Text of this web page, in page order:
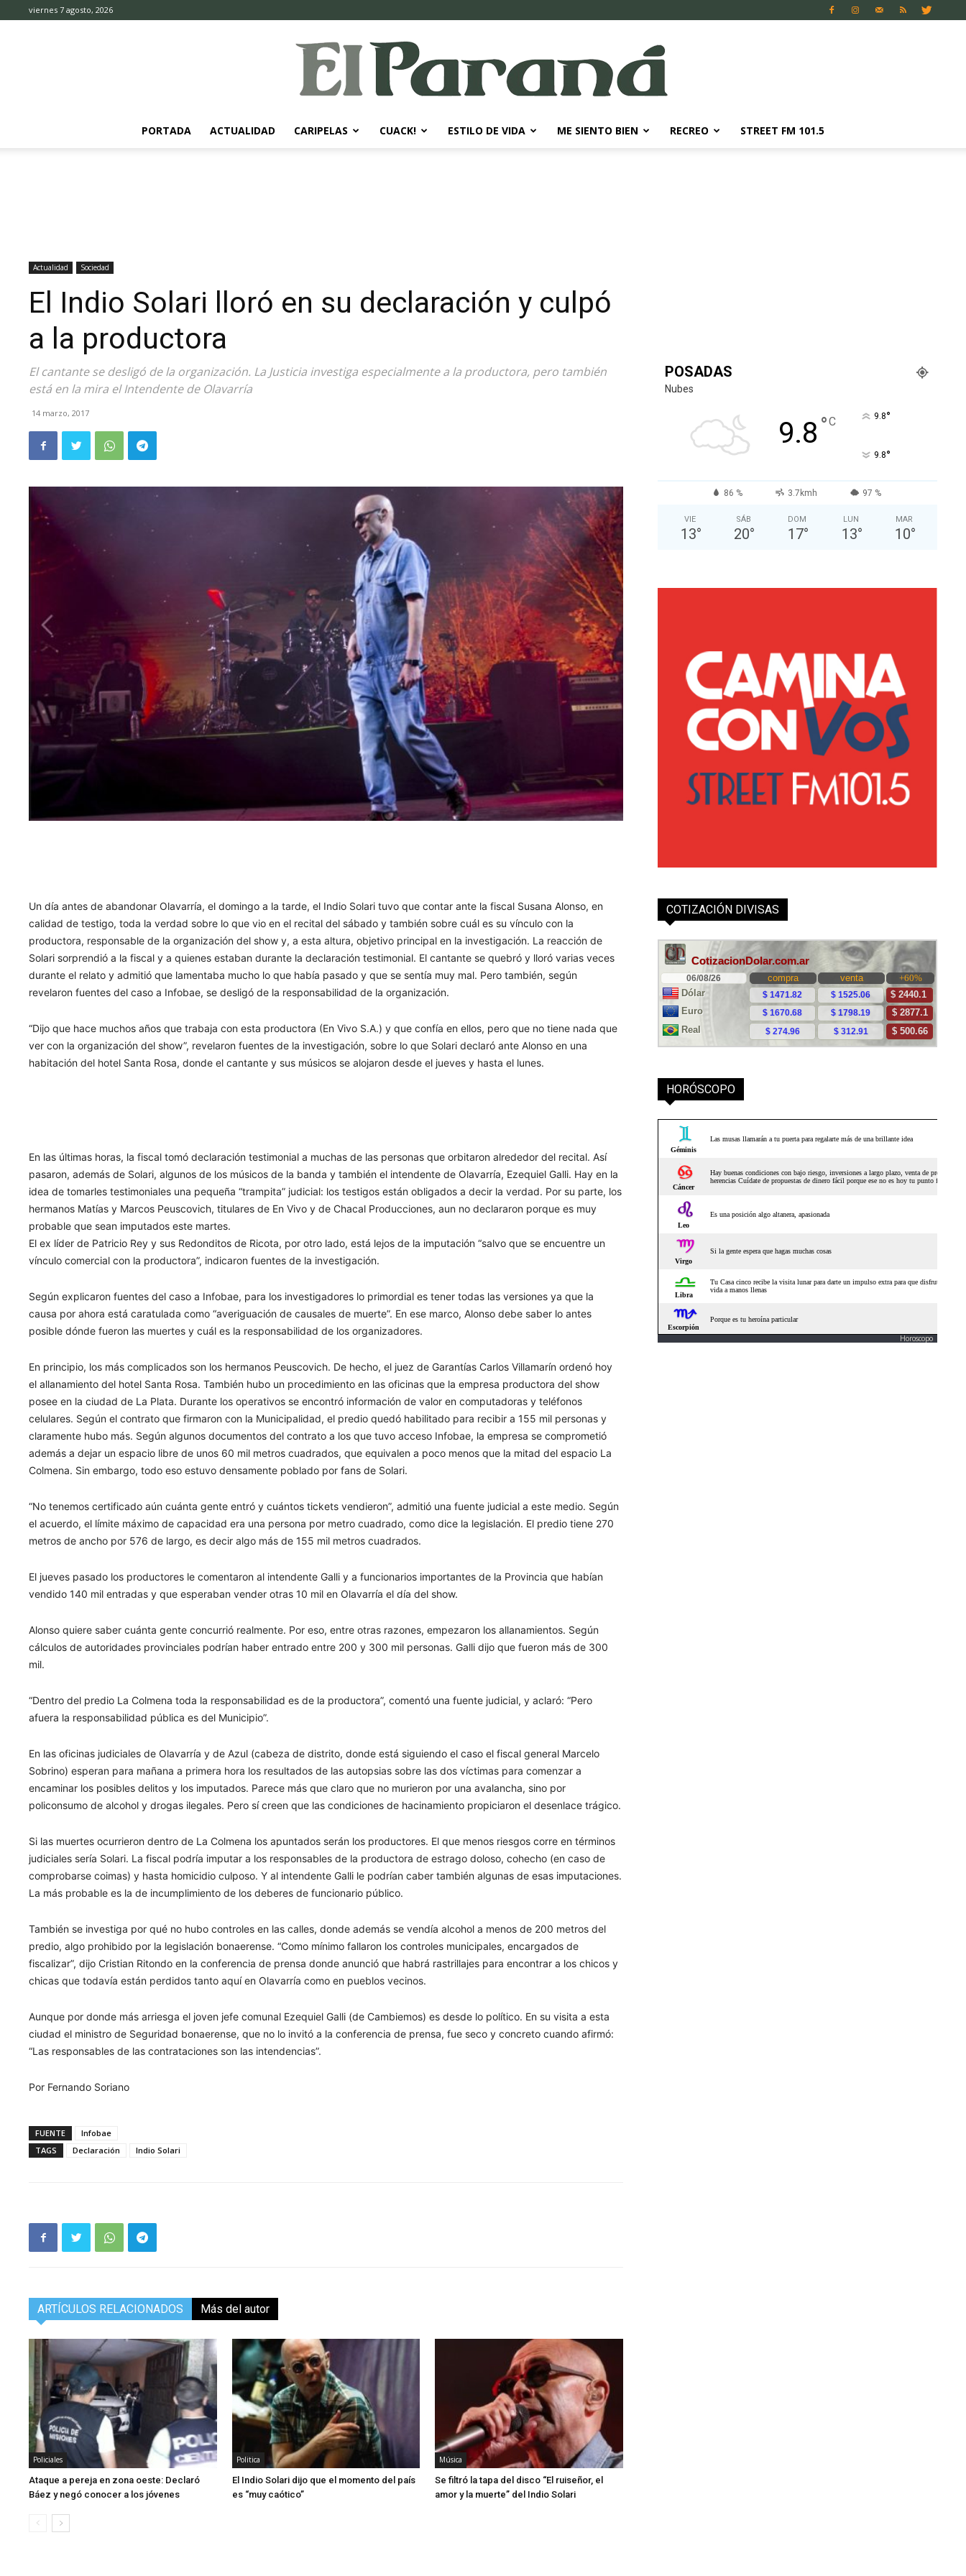
viernes 7 agosto, 2026
PORTADA ACTUALIDAD CARIPELAS CUACK! ESTILO DE VIDA ME SIENTO BIEN RECREO STREET FM 101.5
Actualidad Sociedad
El Indio Solari lloró en su declaración y culpó
a la productora
El cantante se desligó de la organización. La Justicia investiga especialmente a la productora, pero también
está en la mira el Intendente de Olavarría
14 marzo, 2017
Un día antes de abandonar Olavarría, el domingo a la tarde, el Indio Solari tuvo que contar ante la fiscal Susana Alonso, en
calidad de testigo, toda la verdad sobre lo que vio en el recital del sábado y también sobre cuál es su vínculo con la
productora, responsable de la organización del show y, a esta altura, objetivo principal en la investigación. La reacción de
Solari sorprendió a la fiscal y a quienes estaban durante la declaración testimonial. El cantante se quebró y lloró varias veces
durante el relato y admitió que lamentaba mucho lo que había pasado y que se sentía muy mal. Pero también, según
revelaron fuentes del caso a Infobae, se desligó de la responsabilidad de la organización.
“Dijo que hace muchos años que trabaja con esta productora (En Vivo S.A.) y que confía en ellos, pero que no tiene nada que
ver con la organización del show”, revelaron fuentes de la investigación, sobre lo que Solari declaró ante Alonso en una
habitación del hotel Santa Rosa, donde el cantante y sus músicos se alojaron desde el jueves y hasta el lunes.
En las últimas horas, la fiscal tomó declaración testimonial a muchas de las personas que orbitaron alrededor del recital. Así
pasaron, además de Solari, algunos de los músicos de la banda y también el intendente de Olavarría, Ezequiel Galli. Hay en la
idea de tomarles testimoniales una pequeña “trampita” judicial: los testigos están obligados a decir la verdad. Por su parte, los
hermanos Matías y Marcos Peuscovich, titulares de En Vivo y de Chacal Producciones, aun no declararon porque es muy
probable que sean imputados este martes.
El ex líder de Patricio Rey y sus Redonditos de Ricota, por otro lado, está lejos de la imputación “salvo que se encuentre un
vínculo comercial con la productora”, indicaron fuentes de la investigación.
Según explicaron fuentes del caso a Infobae, para los investigadores lo primordial es tener todas las versiones ya que la
causa por ahora está caratulada como “averiguación de causales de muerte”. En ese marco, Alonso debe saber lo antes
posible dónde fueron las muertes y cuál es la responsabilidad de los organizadores.
En principio, los más complicados son los hermanos Peuscovich. De hecho, el juez de Garantías Carlos Villamarín ordenó hoy
el allanamiento del hotel Santa Rosa. También hubo un procedimiento en las oficinas que la empresa productora del show
posee en la ciudad de La Plata. Durante los operativos se encontró información de valor en computadoras y teléfonos
celulares. Según el contrato que firmaron con la Municipalidad, el predio quedó habilitado para recibir a 155 mil personas y
claramente hubo más. Según algunos documentos del contrato a los que tuvo acceso Infobae, la empresa se comprometió
además a dejar un espacio libre de unos 60 mil metros cuadrados, que equivalen a poco menos que la mitad del espacio La
Colmena. Sin embargo, todo eso estuvo densamente poblado por fans de Solari.
“No tenemos certificado aún cuánta gente entró y cuántos tickets vendieron”, admitió una fuente judicial a este medio. Según
el acuerdo, el límite máximo de capacidad era una persona por metro cuadrado, como dice la legislación. El predio tiene 270
metros de ancho por 576 de largo, es decir algo más de 155 mil metros cuadrados.
El jueves pasado los productores le comentaron al intendente Galli y a funcionarios importantes de la Provincia que habían
vendido 140 mil entradas y que esperaban vender otras 10 mil en Olavarría el día del show.
Alonso quiere saber cuánta gente concurrió realmente. Por eso, entre otras razones, empezaron los allanamientos. Según
cálculos de autoridades provinciales podrían haber entrado entre 200 y 300 mil personas. Galli dijo que fueron más de 300
mil.
“Dentro del predio La Colmena toda la responsabilidad es de la productora”, comentó una fuente judicial, y aclaró: “Pero
afuera la responsabilidad pública es del Municipio”.
En las oficinas judiciales de Olavarría y de Azul (cabeza de distrito, donde está siguiendo el caso el fiscal general Marcelo
Sobrino) esperan para mañana a primera hora los resultados de las autopsias sobre las dos víctimas para comenzar a
encaminar los posibles delitos y los imputados. Parece más que claro que no murieron por una avalancha, sino por
policonsumo de alcohol y drogas ilegales. Pero sí creen que las condiciones de hacinamiento propiciaron el desenlace trágico.
Si las muertes ocurrieron dentro de La Colmena los apuntados serán los productores. El que menos riesgos corre en términos
judiciales sería Solari. La fiscal podría imputar a los responsables de la productora de estrago doloso, cohecho (en caso de
comprobarse coimas) y hasta homicidio culposo. Y al intendente Galli le podrían caber también algunas de esas imputaciones.
La más probable es la de incumplimiento de los deberes de funcionario público.
También se investiga por qué no hubo controles en las calles, donde además se vendía alcohol a menos de 200 metros del
predio, algo prohibido por la legislación bonaerense. “Como mínimo fallaron los controles municipales, encargados de
fiscalizar”, dijo Cristian Ritondo en la conferencia de prensa donde anunció que habrá rastrillajes para encontrar a los chicos y
chicas que todavía están perdidos tanto aquí en Olavarría como en pueblos vecinos.
Aunque por donde más arriesga el joven jefe comunal Ezequiel Galli (de Cambiemos) es desde lo político. En su visita a esta
ciudad el ministro de Seguridad bonaerense, que no lo invitó a la conferencia de prensa, fue seco y concreto cuando afirmó:
“Las responsables de las contrataciones son las intendencias”.
Por Fernando Soriano
FUENTE
Infobae
TAGS
Declaración Indio Solari
ARTÍCULOS RELACIONADOS Más del autor
Policiales
Ataque a pereja en zona oeste: Declaró
Báez y negó conocer a los jóvenes
Politica
El Indio Solari dijo que el momento del país
es “muy caótico”
Música
Se filtró la tapa del disco “El ruiseñor, el
amor y la muerte” del Indio Solari
POSADAS
Nubes
9.8 °C 9.8°
9.8°
86 % 3.7kmh 97 %
VIE
13°
SÁB
20°
DOM
17°
LUN
13°
MAR
10°
COTIZACIÓN DIVISAS
HORÓSCOPO
Horoscopo